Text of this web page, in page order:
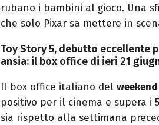
rubano i bambini al gioco. Una
che solo Pixar sa mettere in
Toy Story 5, debutto eccellente
ansia: il box office di ieri 21
Il box office italiano del
positivo per il cinema e supera i
sia rispetto alla settimana